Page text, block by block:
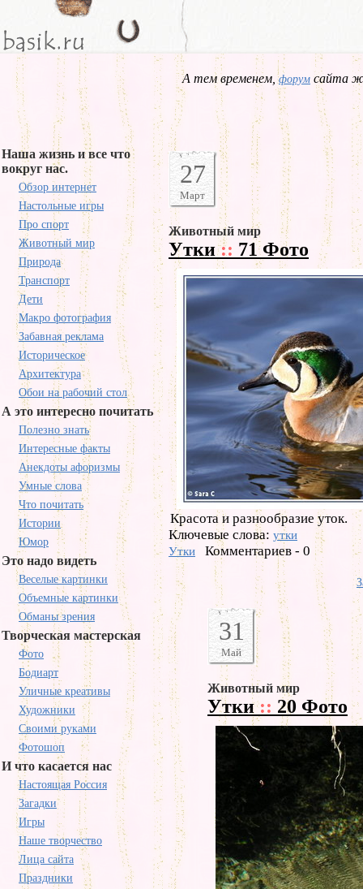
А тем временем,форум сайта
Наша жизнь и все что
вокруг нас.
Обзор интернет
Настольные игры
Про спорт
Животный мир
Природа
Транспорт
Дети
Макро фотография
Забавная реклама
Историческое
Архитектура
Обои на рабочий стол
А это интересно почитать
Полезно знать
Интересные факты
Анекдоты афоризмы
Умные слова
Что почитать
Истории
Юмор
Это надо видеть
Веселые картинки
Объемные картинки
Обманы зрения
Творческая мастерская
Фото
Бодиарт
Уличные креативы
Художники
Своими руками
Фотошоп
И что касается нас
Настоящая Россия
Загадки
Игры
Наше творчество
Лица сайта
Праздники
27
Март
Животный мир
Утки:: 71 Фото
Красота и разнообразие уток.
Ключевые слова: утки
Утки
Комментариев - 0
31
Май
Животный мир
Утки:: 20 Фото